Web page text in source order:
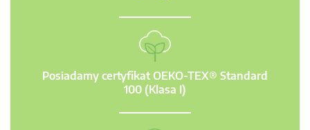
Posiadamy certyfikat OEKO-TEX® Standard
100 (Klasa I)